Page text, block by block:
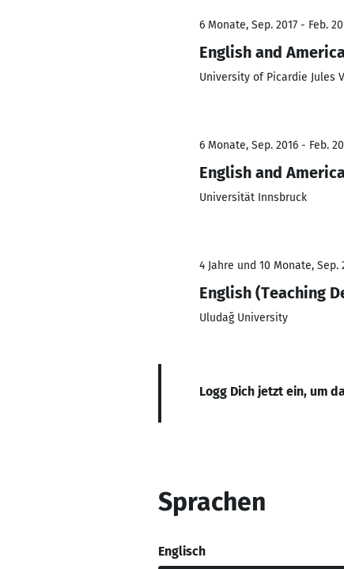
6 Monate, Sep. 2017 - Feb.
English and
University of Picardie Jules
6 Monate, Sep. 2016 - Feb.
English and
Universität Innsbruck
4 Jahre und 10 Monate, Sep.
English (Teaching
Uludağ University
Logg Dich jetzt ein, um
Sprachen
Englisch